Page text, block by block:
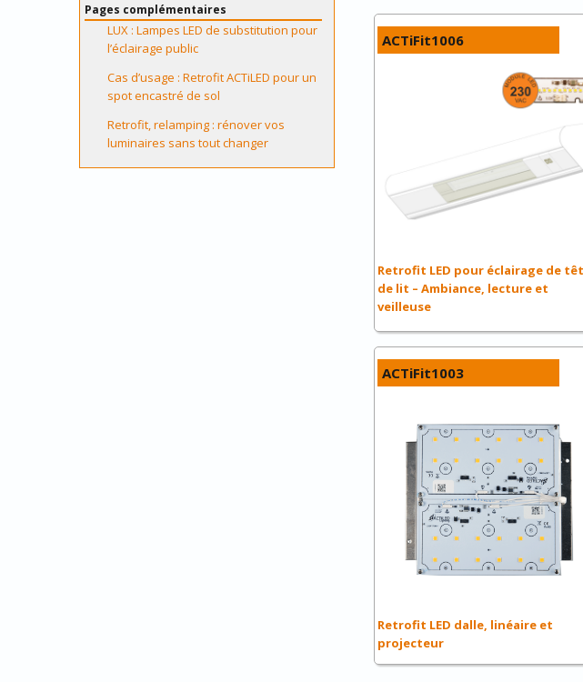
ACTiFit1006
Retrofit LED pour éclairage de
de lit – Ambiance, lecture et
veilleuse
ACTiFit1003
Retrofit LED dalle, linéaire et
projecteur
Pages complémentaires
LUX : Lampes LED de substitution pour
l’éclairage public
Cas d’usage : Retrofit ACTiLED pour un
spot encastré de sol
Retrofit, relamping : rénover vos
luminaires sans tout changer